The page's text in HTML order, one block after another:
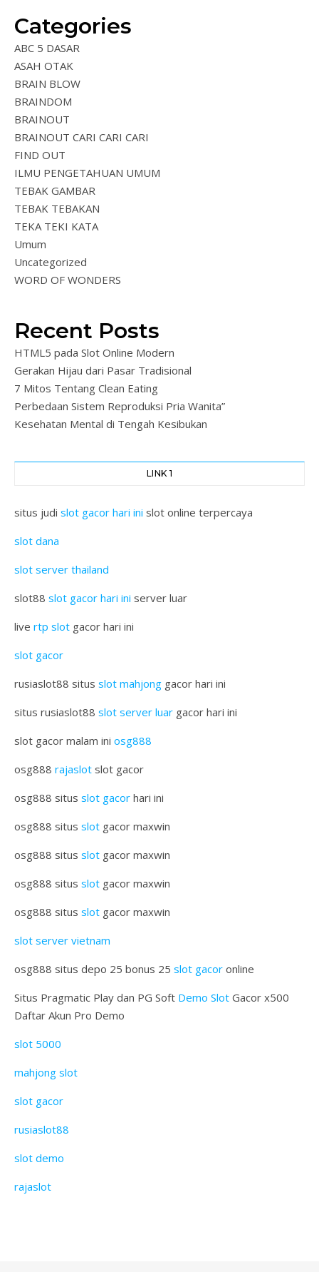
Categories
ABC 5 DASAR
ASAH OTAK
BRAIN BLOW
BRAINDOM
BRAINOUT
BRAINOUT CARI CARI CARI
FIND OUT
ILMU PENGETAHUAN UMUM
TEBAK GAMBAR
TEBAK TEBAKAN
TEKA TEKI KATA
Umum
Uncategorized
WORD OF WONDERS
Recent Posts
HTML5 pada Slot Online Modern
Gerakan Hijau dari Pasar Tradisional
7 Mitos Tentang Clean Eating
Perbedaan Sistem Reproduksi Pria Wanita”
Kesehatan Mental di Tengah Kesibukan
LINK 1
situs judi slot gacor hari ini slot online terpercaya
slot dana
slot server thailand
slot88 slot gacor hari ini server luar
live rtp slot gacor hari ini
slot gacor
rusiaslot88 situs slot mahjong gacor hari ini
situs rusiaslot88 slot server luar gacor hari ini
slot gacor malam ini osg888
osg888 rajaslot slot gacor
osg888 situs slot gacor hari ini
osg888 situs slot gacor maxwin
osg888 situs slot gacor maxwin
osg888 situs slot gacor maxwin
osg888 situs slot gacor maxwin
slot server vietnam
osg888 situs depo 25 bonus 25 slot gacor online
Situs Pragmatic Play dan PG Soft Demo Slot Gacor x500
Daftar Akun Pro Demo
slot 5000
mahjong slot
slot gacor
rusiaslot88
slot demo
rajaslot